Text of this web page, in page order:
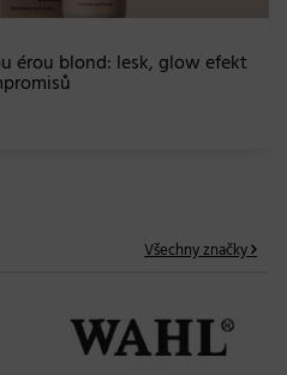
érou blond: lesk, glow efekt
Všechny značky